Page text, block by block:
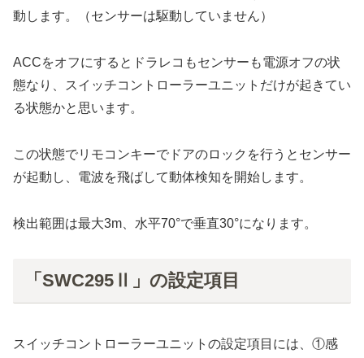
動します。（センサーは駆動していません）
ACCをオフにするとドラレコもセンサーも電源オフの状
態なり、スイッチコントローラーユニットだけが起きてい
る状態かと思います。
この状態でリモコンキーでドアのロックを行うとセンサー
が起動し、電波を飛ばして動体検知を開始します。
検出範囲は最大3m、水平70°で垂直30°になります。
「SWC295Ⅱ」の設定項目
スイッチコントローラーユニットの設定項目には、①感